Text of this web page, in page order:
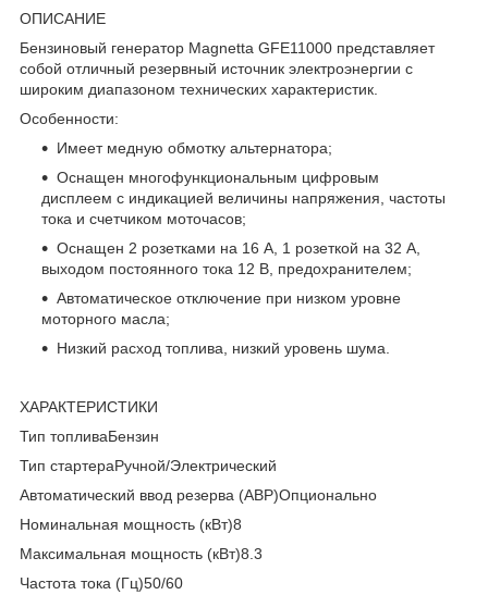
ОПИСАНИЕ
Бензиновый генератор Magnetta GFE11000 представляет
собой отличный резервный источник электроэнергии с
широким диапазоном технических характеристик.
Особенности:
Имеет медную обмотку альтернатора;
Оснащен многофункциональным цифровым
дисплеем с индикацией величины напряжения, частоты
тока и счетчиком моточасов;
Оснащен 2 розетками на 16 А, 1 розеткой на 32 А,
выходом постоянного тока 12 В, предохранителем;
Автоматическое отключение при низком уровне
моторного масла;
Низкий расход топлива, низкий уровень шума.
ХАРАКТЕРИСТИКИ
Тип топливаБензин
Тип стартераРучной/Электрический
Автоматический ввод резерва (АВР)Опционально
Номинальная мощность (кВт)8
Максимальная мощность (кВт)8.3
Частота тока (Гц)50/60